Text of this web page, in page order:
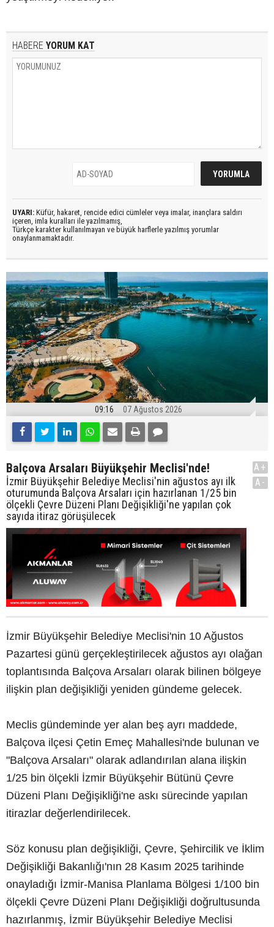
HABERE YORUM KAT
UYARI: Küfür, hakaret, rencide edici cümleler veya imalar, inançlara saldırı
içeren, imla kuralları ile yazılmamış,
Türkçe karakter kullanılmayan ve büyük harflerle yazılmış yorumlar
onaylanmamaktadır.
09:16 07 Ağustos 2026
Balçova Arsaları Büyükşehir Meclisi'nde!
İzmir Büyükşehir Belediye Meclisi'nin ağustos ayı ilk
oturumunda Balçova Arsaları için hazırlanan 1/25 bin
ölçekli Çevre Düzeni Planı Değişikliği'ne yapılan çok
sayıda itiraz görüşülecek
A+
A-
İzmir Büyükşehir Belediye Meclisi'nin 10 Ağustos
Pazartesi günü gerçekleştirilecek ağustos ayı olağan
toplantısında Balçova Arsaları olarak bilinen bölgeye
ilişkin plan değişikliği yeniden gündeme gelecek.
Meclis gündeminde yer alan beş ayrı maddede,
Balçova ilçesi Çetin Emeç Mahallesi'nde bulunan ve
"Balçova Arsaları" olarak adlandırılan alana ilişkin
1/25 bin ölçekli İzmir Büyükşehir Bütünü Çevre
Düzeni Planı Değişikliği'ne askı sürecinde yapılan
itirazlar değerlendirilecek.
Söz konusu plan değişikliği, Çevre, Şehircilik ve İklim
Değişikliği Bakanlığı'nın 28 Kasım 2025 tarihinde
onayladığı İzmir-Manisa Planlama Bölgesi 1/100 bin
ölçekli Çevre Düzeni Planı Değişikliği doğrultusunda
hazırlanmış, İzmir Büyükşehir Belediye Meclisi